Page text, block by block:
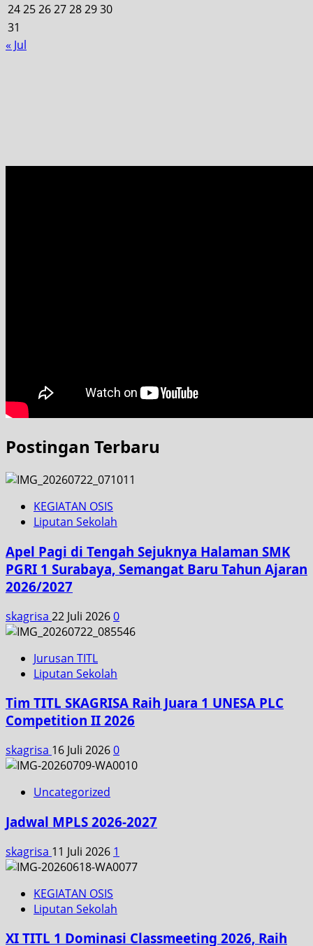
24252627282930
31
« Jul
Postingan Terbaru
KEGIATAN OSIS
Liputan Sekolah
Apel Pagi di Tengah Sejuknya Halaman SMK
PGRI 1 Surabaya, Semangat Baru Tahun Ajaran
2026/2027
skagrisa 22 Juli 20260
Jurusan TITL
Liputan Sekolah
Tim TITL SKAGRISA Raih Juara 1 UNESA PLC
Competition II 2026
skagrisa 16 Juli 20260
Uncategorized
Jadwal MPLS 2026-2027
skagrisa 11 Juli 2026 1
KEGIATAN OSIS
Liputan Sekolah
XI TITL 1 Dominasi Classmeeting 2026, Raih